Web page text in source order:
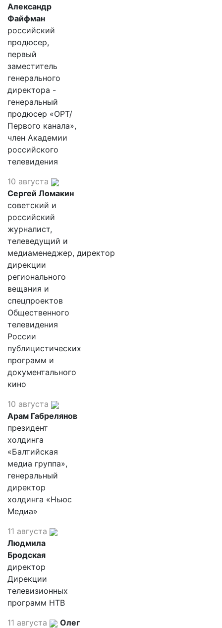
Александр
Файфман
российский
продюсер,
первый
заместитель
генерального
директора -
генеральный
продюсер «ОРТ/
Первого канала»,
член Академии
российского
телевидения
10 августа
Сергей Ломакин
советский и
российский
журналист,
телеведущий и
медиаменеджер, директор
дирекции
регионального
вещания и
спецпроектов
Общественного
телевидения
России
публицистических
программ и
документального
кино
10 августа
Арам Габрелянов
президент
холдинга
«Балтийская
медиа группа»,
генеральный
директор
холдинга «Ньюс
Медиа»
11 августа
Людмила
Бродская
директор
Дирекции
телевизионных
программ НТВ
11 августа
Олег